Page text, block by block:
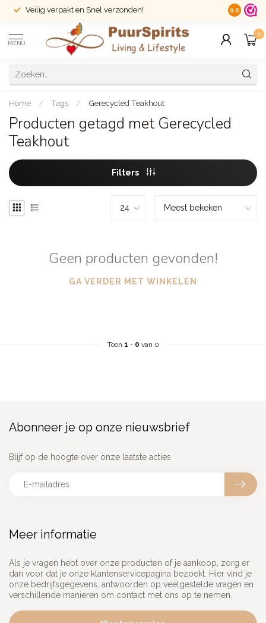
Veilig verpakt en Snel verzonden! 14 dagen
9.5
MENU
0
Home / Tags / Gerecycled Teakhout
Producten getagd met Gerecycled
Teakhout
Filters
Geen producten gevonden!
GA VERDER MET WINKELEN
Toon 1 - 0 van 0
Meer informatie
Als je vragen hebt over onze producten of je aankoop, zorg er
dan voor dat je onze klantenservicepagina bezoekt. Hier vind je
onze bedrijfsgegevens, antwoorden op veelgestelde vragen en
verschillende manieren om contact met ons op te nemen.
Abonneer je op onze nieuwsbrief
Blijf op de hoogte over onze laatste acties